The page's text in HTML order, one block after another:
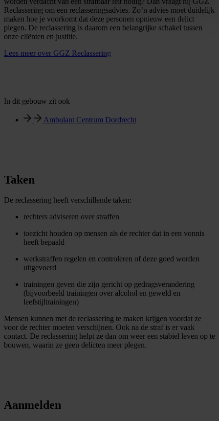
Reclassering om een reclasseringsadvies. Zo’n advies moet duidelijk
maken hoe je voorkomt dat deze personen opnieuw een delict
plegen. De reclassering is daarom een belangrijke schakel tussen
onze cliënten en justitie.
Lees meer over GGZ Reclassering
In dit gebouw zit ook
Ambulant Centrum Dordrecht
Taken
De reclassering heeft verschillende taken:
rechters adviseren over straffen
toezicht houden op mensen als de rechter dat in een vonnis
heeft bepaald
werkstraffen regelen en controleren of deze goed worden
uitgevoerd
trainingen geven die zijn gericht op gedragsverandering
(bijvoorbeeld trainingen over alcohol en geweld en
leefstijltrainingen)
Mensen kunnen met de reclassering te maken krijgen voordat ze
voor de rechter moeten verschijnen. Ook na de straf is er vaak
contact. De reclassering helpt ze dan om weer een stabiel leven op te
bouwen, waarin ze geen delicten meer plegen.
Aanmelden